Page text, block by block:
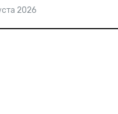
организатор
Оскар Рабин.
2026